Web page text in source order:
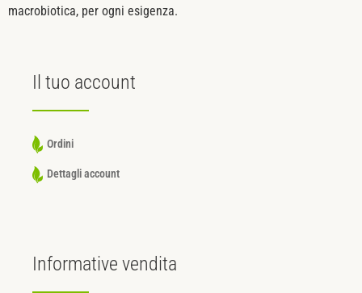
macrobiotica, per ogni esigenza.
Il tuo account
Ordini
Dettagli account
Informative vendita